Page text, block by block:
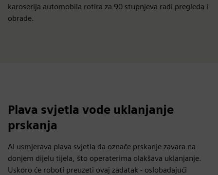
karoserija automobila rotira za 90 stupnjeva radi pregleda i
obrade.
Plava svjetla vode uklanjanje
prskanja
AI usmjerava plava svjetla da označe prskanje zavara na
donjem dijelu tijela, što operaterima olakšava uklanjanje.
Uskoro će roboti preuzeti ovaj zadatak - oslobađajući